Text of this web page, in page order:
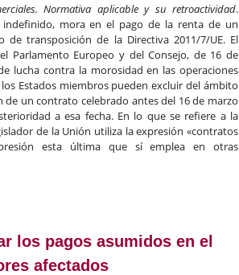
. Normativa aplicable y su retroactividad.
mora en el pago de la renta de un
transposición de la Directiva 2011/7/UE. El
Parlamento Europeo y del Consejo, de 16 de
lucha contra la morosidad en las operaciones
Estados miembros pueden excluir del ámbito
de un contrato celebrado antes del 16 de marzo
a esa fecha. En lo que se refiere a la
de la Unión utiliza la expresión «contratos
esta última que sí emplea en otras
los pagos asumidos en el
afectados